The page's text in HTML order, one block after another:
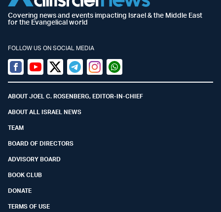
Covering news and events impacting Israel & the Middle East
for the Evangelical world
FOLLOW US ON SOCIAL MEDIA
Facebook
YoutubeTwitter (X)
TelegramInstagramWhatsapp
ABOUT JOEL C. ROSENBERG, EDITOR-IN-CHIEF
ABOUT ALL ISRAEL NEWS
TEAM
BOARD OF DIRECTORS
ADVISORY BOARD
BOOK CLUB
DONATE
TERMS OF USE